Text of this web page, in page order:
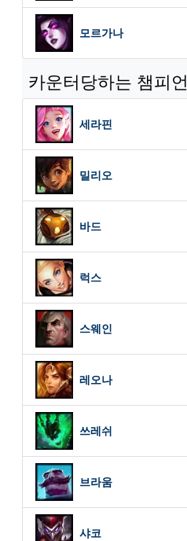
모르가나
카운터당하는 챔피언
세라핀
밀리오
바드
럭스
스웨인
레오나
쓰레쉬
브라움
샤코